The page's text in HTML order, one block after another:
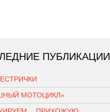
ПУБЛИКАЦИИ
МОТОЦИКЛ»